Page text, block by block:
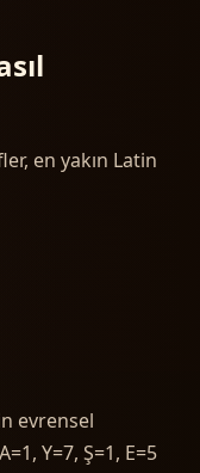
en yakın Latin
evrensel
Y=7, Ş=1, E=5